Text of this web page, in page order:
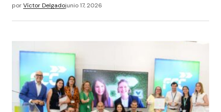
porVíctor Delgadojunio 17, 2026